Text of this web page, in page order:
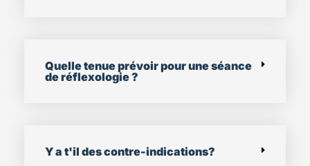
Quelle tenue prévoir pour une séance
de réflexologie ?
Y a t'il des contre-indications?